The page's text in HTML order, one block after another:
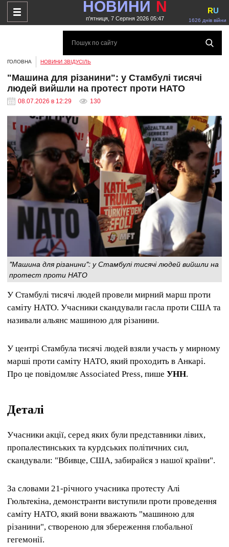
НОВИНИ N
п'ятниця, 7 Серпня 2026 05:47 1626 днів війни
RU
ГОЛОВНА НОВИНИ ЗВІДУСІЛЬ
"Машина для різанини": у Стамбулі тисячі
людей вийшли на протест проти НАТО
08.07.2026 в 12:29 130
"Машина для різанини": у Стамбулі тисячі людей вийшли на
протест проти НАТО
У Стамбулі тисячі людей провели мирний марш проти
саміту НАТО. Учасники скандували гасла проти США та
називали альянс машиною для різанини.
У центрі Стамбула тисячі людей взяли участь у мирному
марші проти саміту НАТО, який проходить в Анкарі.
Про це повідомляє Associated Press, пише УНН.
Деталі
Учасники акції, серед яких були представники лівих,
пропалестинських та курдських політичних сил,
скандували: "Вбивце, США, забирайся з нашої країни".
За словами 21-річного учасника протесту Алі
Гюльтекіна, демонстранти виступили проти проведення
саміту НАТО, який вони вважають "машиною для
різанини", створеною для збереження глобальної
гегемонії.